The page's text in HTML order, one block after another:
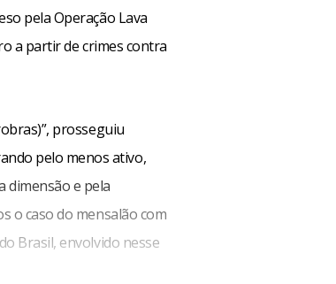
pela Operação Lava
a partir de crimes contra
prosseguiu
pelo menos ativo,
dimensão e pela
o caso do mensalão com
Brasil, envolvido nesse